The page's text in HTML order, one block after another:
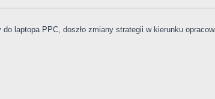
laptopa PPC, doszło zmiany strategii w kierunku